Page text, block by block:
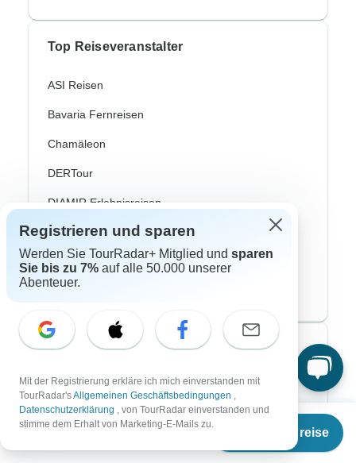
Termine & Preise
Top Reiseveranstalter
ASI Reisen
Bavaria Fernreisen
Chamäleon
DERTour
DIAMIR Erlebnisreisen
Journaway
Lüftner Cruises
SKR Reisen
Top Reisearten
Abenteuerreisen
Afrika Safari
Registrieren und sparen
Werden Sie TourRadar+ Mitglied und sparen
Sie bis zu 7% auf alle 50.000 unserer
Abenteuer.
Mit der Registrierung erkläre ich mich einverstanden mit
TourRadar'sAllgemeinen Geschäftsbedingungen ,
Datenschutzerklärung , von TourRadar einverstanden und
stimme dem Erhalt von Marketing-E-Mails zu.